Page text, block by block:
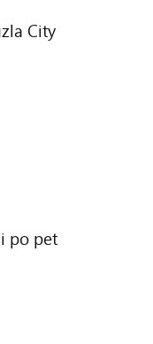
City
po pet